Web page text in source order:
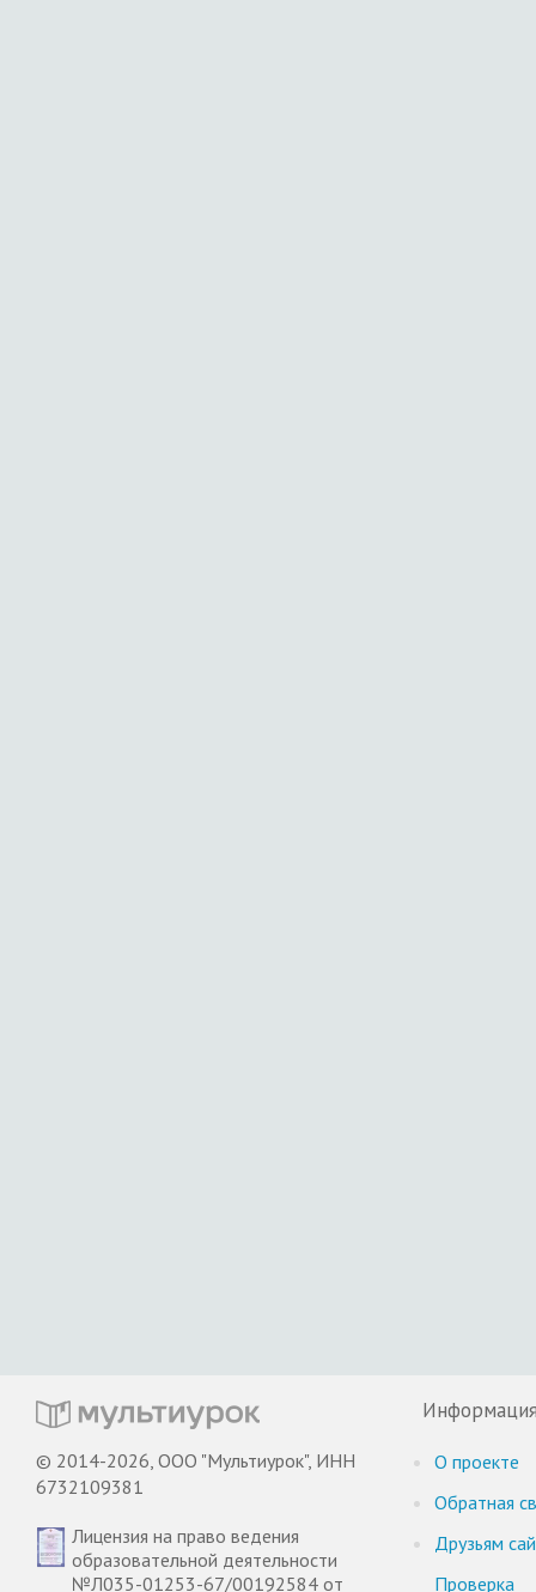
© 2014-2026, ООО "Мультиурок", ИНН
6732109381
Лицензия на право ведения
образовательной деятельности
№Л035-01253-67/00192584 от
О проекте
Обратная
Друзьям
Проверка